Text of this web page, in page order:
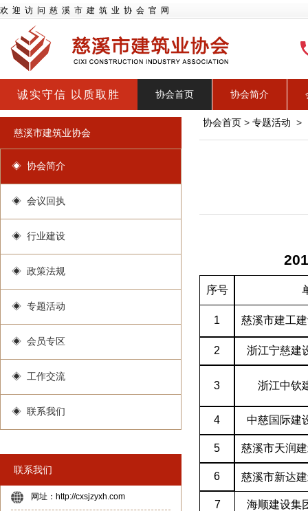
欢迎访问慈溪市建筑业协会官网
诚实守信 以质取胜 协会首页 协会简介
慈溪市建筑业协会
◈ 协会简介
◈ 会议回执
◈ 行业建设
◈ 政策法规
◈ 专题活动
◈ 会员专区
◈ 工作交流
◈ 联系我们
联系我们
网址：http://cxsjzyxh.com
协会首页 > 专题活动 >
序号
1 慈溪市建工
2 浙江宁慈建
3 浙江中钦
4 中慈国际建
5 慈溪市天润
6 慈溪市新达
7 海顺建设集